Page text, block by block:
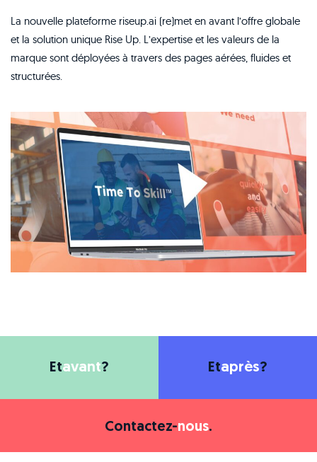
La nouvelle plateforme riseup.ai (re)met en avant l’offre globale
et la solution unique Rise Up. L’expertise et les valeurs de la
marque sont déployées à travers des pages aérées, fluides et
structurées.
Etavant? Etaprès?
Contactez-nous.